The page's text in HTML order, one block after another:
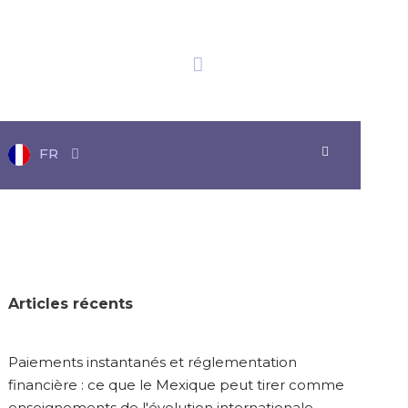
FR
Articles récents
Paiements instantanés et réglementation
financière : ce que le Mexique peut tirer comme